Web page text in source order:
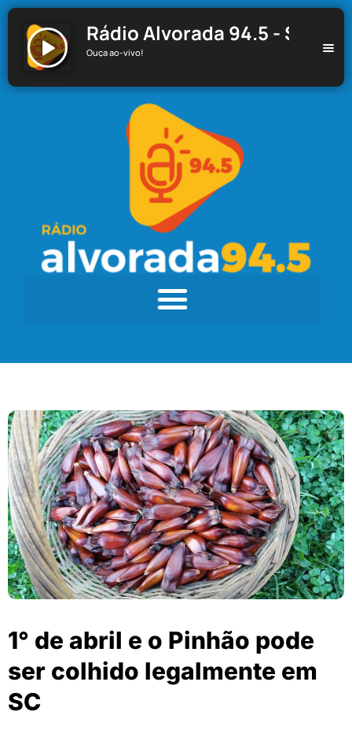
Rádio Alvorada 94.5 - Santa
Ouça ao-vivo!
1° de abril e o Pinhão pode
ser colhido legalmente em
SC